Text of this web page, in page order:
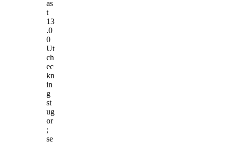
as
t
13
.0
0
Ut
ch
ec
kn
in
g
st
ug
or
;
se